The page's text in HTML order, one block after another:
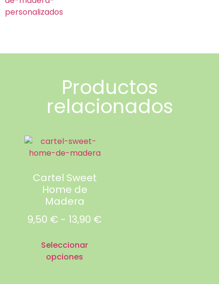
Productos
relacionados
Cartel Sweet
Home de
Madera
9,50 € - 13,90 €
Seleccionar
opciones